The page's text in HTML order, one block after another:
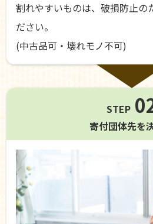
割れやすいものは、破損防止の
ださい。
(中古品可・壊れモノ不可)
STEP
寄付団体先を